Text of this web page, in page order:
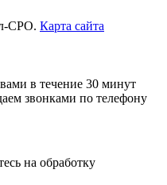
СРО. Карта сайта
в течение 30 минут
звонками по телефону
на обработку